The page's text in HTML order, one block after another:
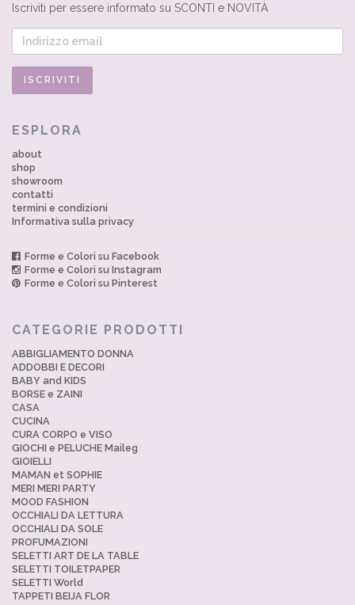
Iscriviti per essere informato su SCONTI e NOVITÀ
ESPLORA
about
shop
showroom
contatti
termini e condizioni
Informativa sulla privacy
Forme e Colori su Facebook
Forme e Colori su Instagram
Forme e Colori su Pinterest
CATEGORIE PRODOTTI
ABBIGLIAMENTO DONNA
ADDOBBI E DECORI
BABY and KIDS
BORSE e ZAINI
CASA
CUCINA
CURA CORPO e VISO
GIOCHI e PELUCHE Maileg
GIOIELLI
MAMAN et SOPHIE
MERI MERI PARTY
MOOD FASHION
OCCHIALI DA LETTURA
OCCHIALI DA SOLE
PROFUMAZIONI
SELETTI ART DE LA TABLE
SELETTI TOILETPAPER
SELETTI World
TAPPETI BEIJA FLOR